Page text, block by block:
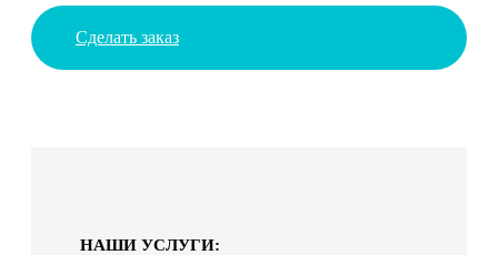
Сделать заказ
НАШИ УСЛУГИ: